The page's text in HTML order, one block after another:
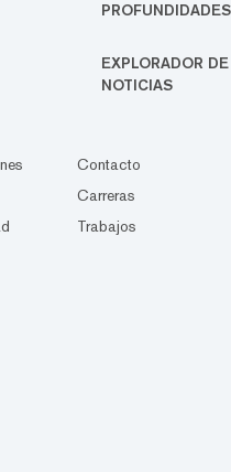
PROFUNDIDADES
EXPLORADOR DE
NOTICIAS
Contacto
Carreras
Trabajos